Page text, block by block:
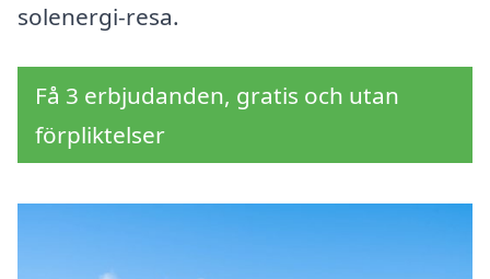
solenergi-resa.
Få 3 erbjudanden, gratis och utan
förpliktelser